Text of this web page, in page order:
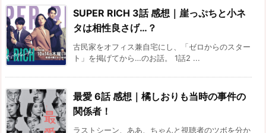
SUPER RICH 3話 感想｜崖っぷちと小ネ
タは相性良さげ…？
古民家をオフィス兼自宅にし、「ゼロからのスター
ト」を掲げてから…のお話。 1話2 ...
最愛 6話 感想｜橘しおりも当時の事件の
関係者！
ラストシーン、ああ、ちゃんと視聴者のツボを分か